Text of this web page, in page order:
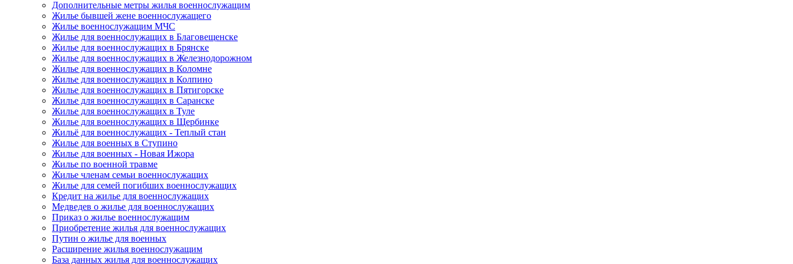
Дополнительные метры жилья военнослужащим
Жилье бывшей жене военнослужащего
Жилье военнослужащим МЧС
Жилье для военнослужащих в Благовещенске
Жилье для военнослужащих в Брянске
Жилье для военнослужащих в Железнодорожном
Жилье для военнослужащих в Коломне
Жилье для военнослужащих в Колпино
Жилье для военнослужащих в Пятигорске
Жилье для военнослужащих в Саранске
Жилье для военнослужащих в Туле
Жилье для военнослужащих в Щербинке
Жильё для военнослужащих - Теплый стан
Жилье для военных в Ступино
Жилье для военных - Новая Ижора
Жилье по военной травме
Жилье членам семьи военнослужащих
Жилье для семей погибших военнослужащих
Кредит на жилье для военнослужащих
Медведев о жилье для военнослужащих
Приказ о жилье военнослужащим
Приобретение жилья для военнослужащих
Путин о жилье для военных
Расширение жилья военнослужащим
База данных жилья для военнослужащих